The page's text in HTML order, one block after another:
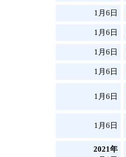
1月6日
1月6日
1月6日
1月6日
1月6日
1月6日
2021年